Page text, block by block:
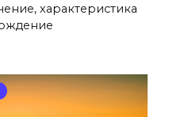
характеристика